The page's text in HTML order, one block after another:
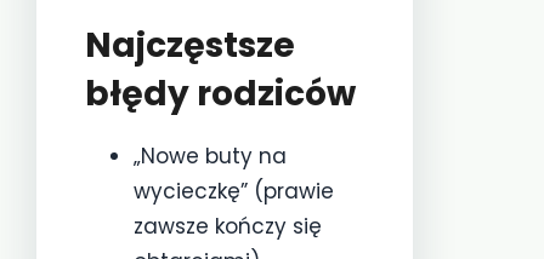
Najczęstsze
błędy rodziców
„Nowe buty na
wycieczkę” (prawie
zawsze kończy się